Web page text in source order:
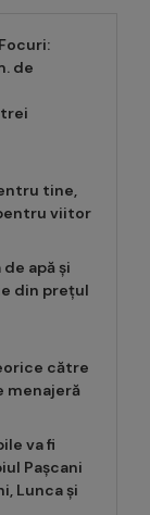
de
trei
tine,
viitor
apă și
din prețul
către
menajeră
va fi
Pașcani
Lunca și